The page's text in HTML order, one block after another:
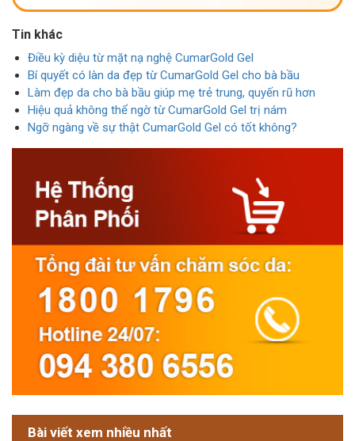
Tin khác
Điều kỳ diệu từ mặt nạ nghệ CumarGold Gel
Bí quyết có làn da đẹp từ CumarGold Gel cho bà bầu
Làm đẹp da cho bà bầu giúp mẹ trẻ trung, quyến rũ hơn
Hiệu quả không thể ngờ từ CumarGold Gel trị nám
Ngỡ ngàng về sự thật CumarGold Gel có tốt không?
Bài viết xem nhiều nhất